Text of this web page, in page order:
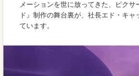
メーションを世に放ってきた、ピク
ド』制作の舞台裏が、社長エド・キ
ています。